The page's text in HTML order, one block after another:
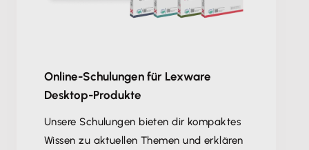
Online-Schulungen für Lexware
Desktop-Produkte
Unsere Schulungen bieten dir kompaktes
Wissen zu aktuellen Themen und erklären